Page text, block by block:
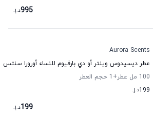
995د.إ.
Aurora Scents
عطر ديسيدوس وينتر أو دي بارفيوم للنساء أورورا سنتس
100 مل عطر
+1
حجم العطر
199د.إ.
199د.إ.